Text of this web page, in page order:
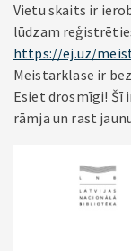
Vietu skaits ir
lūdzam
https://ej.uz/
Meistarklase ir
Esiet drosmīgi! Šī
rāmja un rast